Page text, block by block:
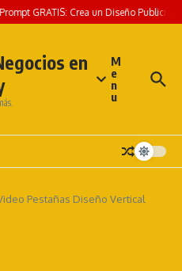
GRATIS: Crea un Diseño
en
M
e
n
u
Pestañas Diseño Vertical